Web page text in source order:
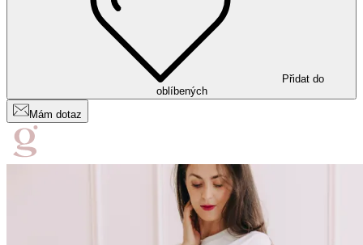
Přidat do
oblíbených
Mám dotaz